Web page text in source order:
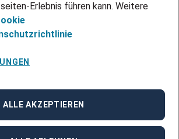
Erlebnis führen kann. Weitere
ALLE AKZEPTIEREN